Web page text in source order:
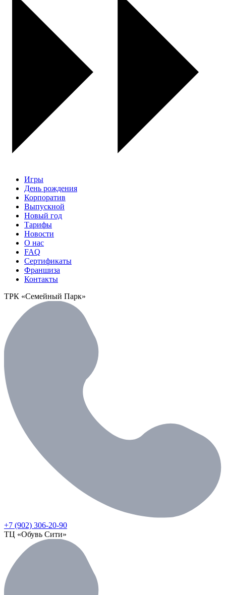
Игры
День рождения
Корпоратив
Выпускной
Новый год
Тарифы
Новости
О нас
FAQ
Сертификаты
Франшиза
Контакты
ТРК «Семейный Парк»
+7 (902) 306-20-90
ТЦ «Обувь Сити»